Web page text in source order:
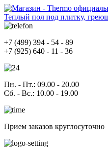
+7 (499) 394 - 54 - 89
+7 (925) 640 - 11 - 36
Пн. - Пт.: 09.00 - 20.00
Сб. - Вс.: 10.00 - 19.00
Прием заказов круглосуточно